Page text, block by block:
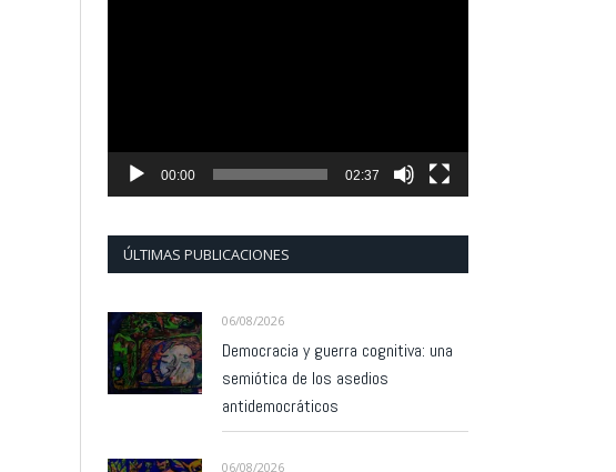
00:00 02:37
ÚLTIMAS PUBLICACIONES
06/08/2026
Democracia y guerra cognitiva: una
semiótica de los asedios
antidemocráticos
06/08/2026